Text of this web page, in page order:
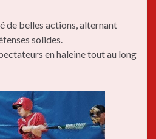
de belles actions, alternant
solides.
en haleine tout au long